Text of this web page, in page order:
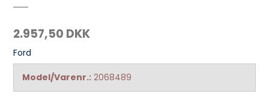
2.957,50 DKK
Ford
Model/Varenr.: 2068489